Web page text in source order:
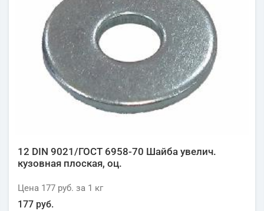
12 DIN 9021/ГОСТ 6958-70 Шайба увелич.
кузовная плоская, оц.
Цена 177 руб. за 1 кг
177 руб.